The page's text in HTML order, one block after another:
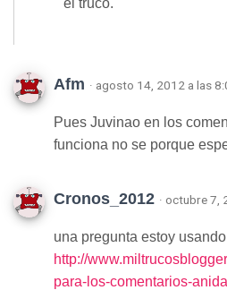
el truco.
Afm · agosto 14, 2012 a las
Pues Juvinao en los
funciona no se porque
Cronos_2012 · octubre 7,
una pregunta estoy
http://
para-los-comentarios-